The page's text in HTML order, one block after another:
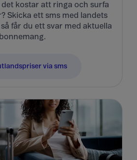
det kostar att ringa och surfa
Skicka ett sms med landets
så får du ett svar med aktuella
via sms